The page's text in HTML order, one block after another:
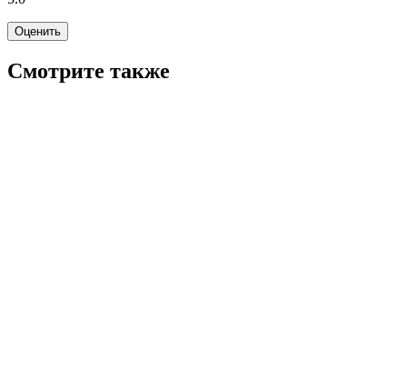
Оценить
Смотрите также